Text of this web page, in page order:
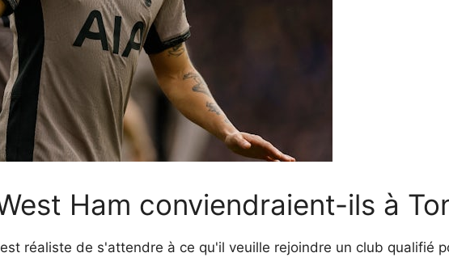
Ham conviendraient-ils à
réaliste de s'attendre à ce qu'il veuille rejoindre un club qualifié